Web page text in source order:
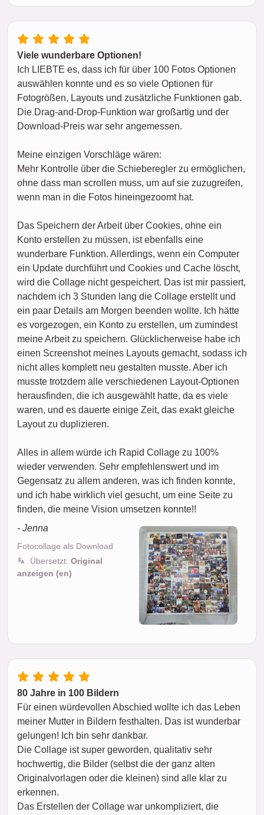
Viele wunderbare Optionen!
Ich LIEBTE es, dass ich für über 100 Fotos Optionen
auswählen konnte und es so viele Optionen für
Fotogrößen, Layouts und zusätzliche Funktionen gab.
Die Drag-and-Drop-Funktion war großartig und der
Download-Preis war sehr angemessen.
Meine einzigen Vorschläge wären:
Mehr Kontrolle über die Schieberegler zu ermöglichen,
ohne dass man scrollen muss, um auf sie zuzugreifen,
wenn man in die Fotos hineingezoomt hat.
Das Speichern der Arbeit über Cookies, ohne ein
Konto erstellen zu müssen, ist ebenfalls eine
wunderbare Funktion. Allerdings, wenn ein Computer
ein Update durchführt und Cookies und Cache löscht,
wird die Collage nicht gespeichert. Das ist mir passiert,
nachdem ich 3 Stunden lang die Collage erstellt und
ein paar Details am Morgen beenden wollte. Ich hätte
es vorgezogen, ein Konto zu erstellen, um zumindest
meine Arbeit zu speichern. Glücklicherweise habe ich
einen Screenshot meines Layouts gemacht, sodass ich
nicht alles komplett neu gestalten musste. Aber ich
musste trotzdem alle verschiedenen Layout-Optionen
herausfinden, die ich ausgewählt hatte, da es viele
waren, und es dauerte einige Zeit, das exakt gleiche
Layout zu duplizieren.
Alles in allem würde ich Rapid Collage zu 100%
wieder verwenden. Sehr empfehlenswert und im
Gegensatz zu allem anderen, was ich finden konnte,
und ich habe wirklich viel gesucht, um eine Seite zu
finden, die meine Vision umsetzen konnte!!
- Jenna
Fotocollage als Download
Übersetzt: Original
anzeigen (en)
80 Jahre in 100 Bildern
Für einen würdevollen Abschied wollte ich das Leben
meiner Mutter in Bildern festhalten. Das ist wunderbar
gelungen! Ich bin sehr dankbar.
Die Collage ist super geworden, qualitativ sehr
hochwertig, die Bilder (selbst die der ganz alten
Originalvorlagen oder die kleinen) sind alle klar zu
erkennen.
Das Erstellen der Collage war unkompliziert, die